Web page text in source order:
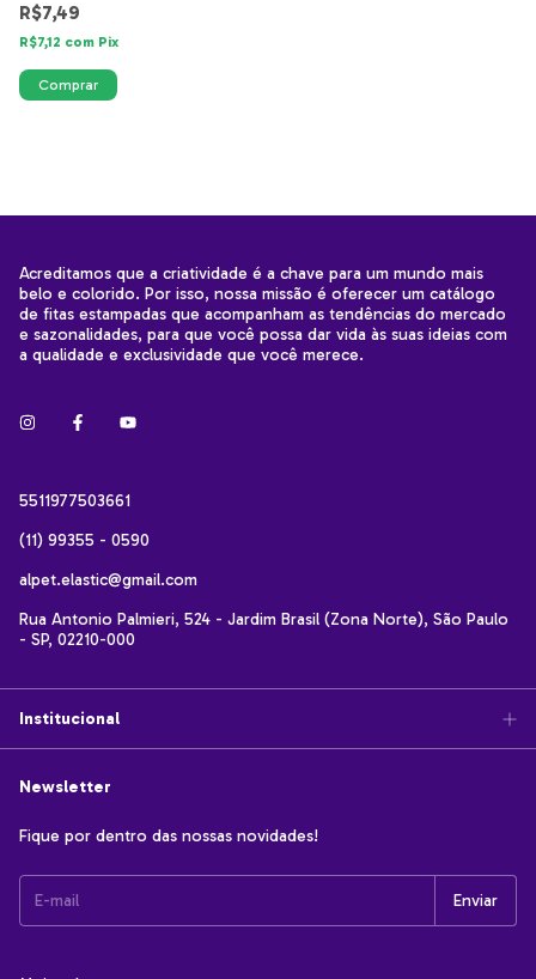
R$7,49
R$7,12 com Pix
Acreditamos que a criatividade é a chave para um mundo mais
belo e colorido. Por isso, nossa missão é oferecer um catálogo
de fitas estampadas que acompanham as tendências do mercado
e sazonalidades, para que você possa dar vida às suas ideias com
a qualidade e exclusividade que você merece.
5511977503661
(11) 99355 - 0590
alpet.elastic@gmail.com
Rua Antonio Palmieri, 524 - Jardim Brasil (Zona Norte), São Paulo
- SP, 02210-000
Institucional
Newsletter
Fique por dentro das nossas novidades!